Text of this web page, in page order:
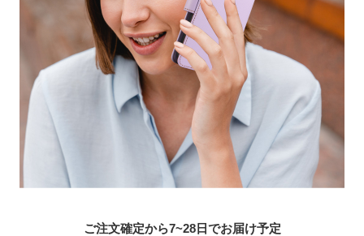
ご注文確定から7~28日でお届け予定